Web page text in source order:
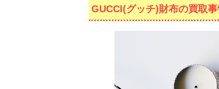
GUCCI(グッチ)財布の買取